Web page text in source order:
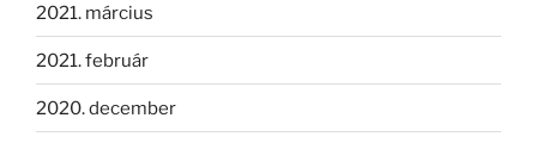
2021. március
2021. február
2020. december